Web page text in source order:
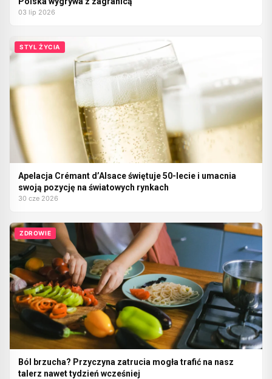
03 lip 2026
STYL ŻYCIA
Apelacja Crémant d’Alsace świętuje 50-lecie i umacnia
swoją pozycję na światowych rynkach
30 cze 2026
ZDROWIE
Ból brzucha? Przyczyna zatrucia mogła trafić na nasz
talerz nawet tydzień wcześniej